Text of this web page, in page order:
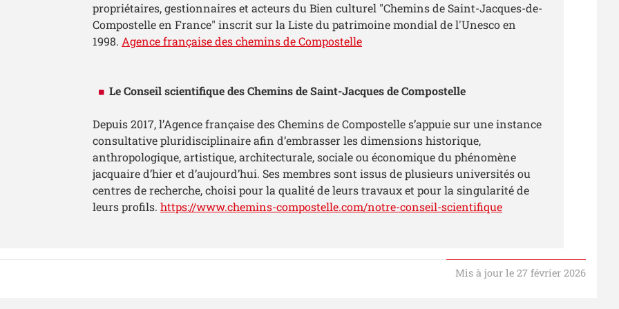
propriétaires, gestionnaires et acteurs du Bien culturel "Chemins de Saint-Jacques-de-
Compostelle en France" inscrit sur la Liste du patrimoine mondial de l'Unesco en
1998.Agence française des chemins de Compostelle
Le Conseil scientifique des Chemins de Saint-Jacques de Compostelle
Depuis 2017, l’Agence française des Chemins de Compostelle s’appuie sur une instance
consultative pluridisciplinaire afin d’embrasser les dimensions historique,
anthropologique, artistique, architecturale, sociale ou économique du phénomène
jacquaire d’hier et d’aujourd’hui. Ses membres sont issus de plusieurs universités ou
centres de recherche, choisi pour la qualité de leurs travaux et pour la singularité de
leurs profils.https://www.chemins-compostelle.com/notre-conseil-scientifique
Mis à jour le 27 février 2026